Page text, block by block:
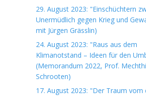
29. August 2023: "Einschüchtern
Unermüdlich gegen Krieg und
mit Jürgen Grässlin)
24. August 2023: "Raus aus dem
Klimanotstand – Ideen für den
(Memorandum 2022, Prof.
Schrooten)
17. August 2023: "Der Traum vom